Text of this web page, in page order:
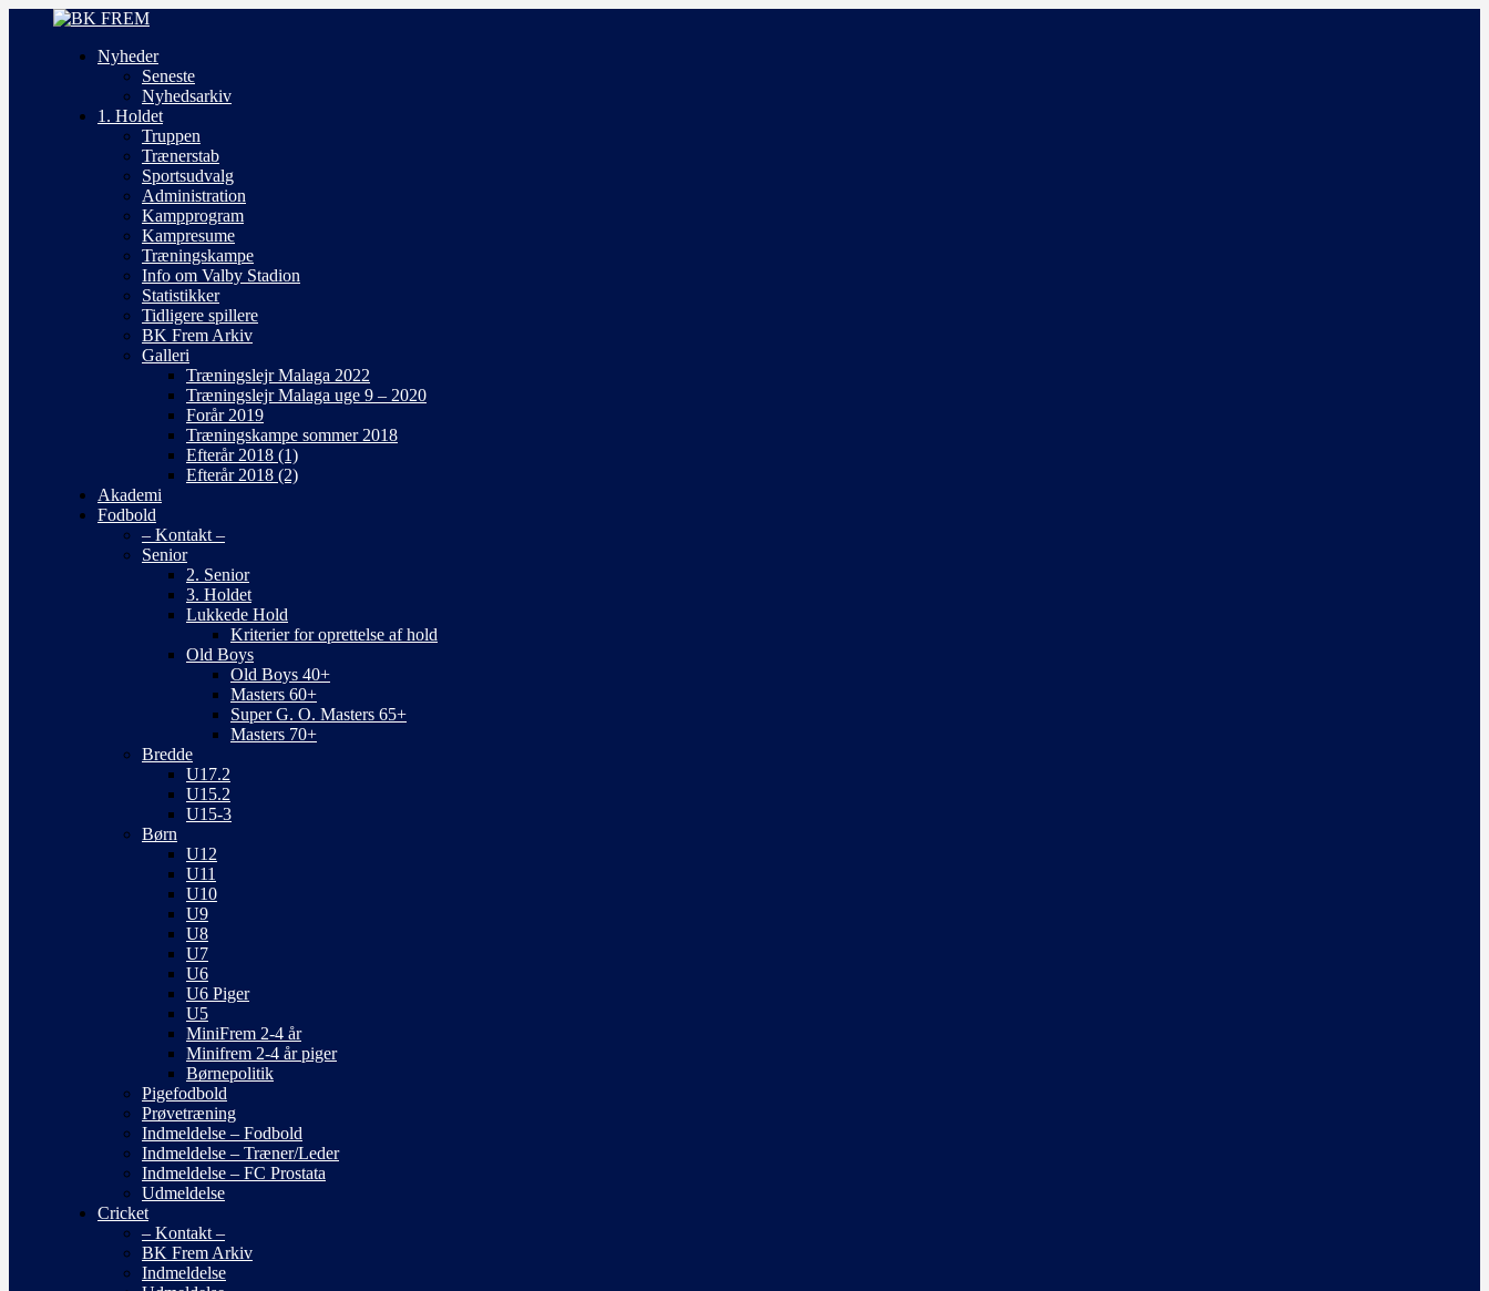
Nyheder
Seneste
Nyhedsarkiv
1. Holdet
Truppen
Trænerstab
Sportsudvalg
Administration
Kampprogram
Kampresume
Træningskampe
Info om Valby Stadion
Statistikker
Tidligere spillere
BK Frem Arkiv
Galleri
Træningslejr Malaga 2022
Træningslejr Malaga uge 9 – 2020
Forår 2019
Træningskampe sommer 2018
Efterår 2018 (1)
Efterår 2018 (2)
Akademi
Fodbold
– Kontakt –
Senior
2. Senior
3. Holdet
Lukkede Hold
Kriterier for oprettelse af hold
Old Boys
Old Boys 40+
Masters 60+
Super G. O. Masters 65+
Masters 70+
Bredde
U17.2
U15.2
U15-3
Børn
U12
U11
U10
U9
U8
U7
U6
U6 Piger
U5
MiniFrem 2-4 år
Minifrem 2-4 år piger
Børnepolitik
Pigefodbold
Prøvetræning
Indmeldelse – Fodbold
Indmeldelse – Træner/Leder
Indmeldelse – FC Prostata
Udmeldelse
Cricket
– Kontakt –
BK Frem Arkiv
Indmeldelse